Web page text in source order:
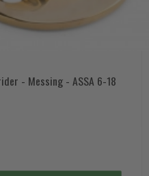
- Messing - ASSA 6-18